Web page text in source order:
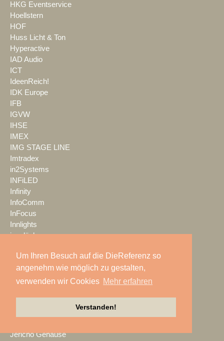
Um Ihren Besuch auf die DieReferenz so
angenehm wie möglich zu gestalten,
verwenden wir Cookies Mehr erfahren
Verstanden!
HKG Eventservice
Hoellstern
HOF
Huss Licht & Ton
Hyperactive
IAD Audio
ICT
IdeenReich!
IDK Europe
IFB
IGVW
IHSE
IMEX
IMG STAGE LINE
Imtradex
in2Systems
INFiLED
Infinity
InfoComm
InFocus
Innlights
insglück
ISDV
IT AUDIO
IVT Ilbertz
Jericho Gehäuse